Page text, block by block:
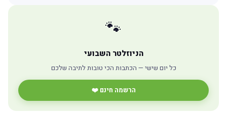
🐾
הניוזלטר השבועי
כל יום שישי — הכתבות הכי טובות לתיבה שלכם
הרשמה חינם ❤️